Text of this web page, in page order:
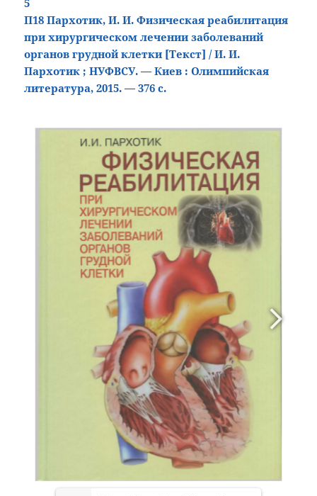
5
П18 Пархотик, И. И. Физическая реабилитация
при хирургическом лечении заболеваний
органов грудной клетки [Текст] / И. И.
Пархотик ; НУФВСУ. — Киев : Олимпийская
литература, 2015. — 376 с.